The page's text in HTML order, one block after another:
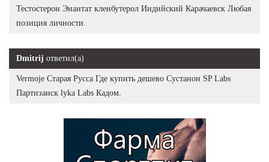
Тестостерон Энантат кленбутерол Индийский Карачаевск Любая
позиция личности.
Dmitrij ответил(а)
Vermoje Старая Русса Где купить дешево Сустанон SP Labs
Партизанск lyka Labs Кадом.